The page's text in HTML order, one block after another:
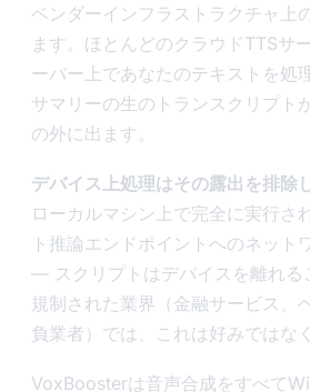
ベンダーインフラストラクチャ上
ます。ほとんどのクラウドTTSサ
ーバー上であなたのテキストを処
サマリーの生のトランスクリプト
の外に出ます。
デバイス上処理はその露出を排除
ローカルマシン上で完全に実行
ト推論エンドポイントへのネット
— スクリプトはデバイスを離れる
規制された業界（金融サービス、
負業者）では、これは好みではな
VoxBoosterは音声合成をすべて